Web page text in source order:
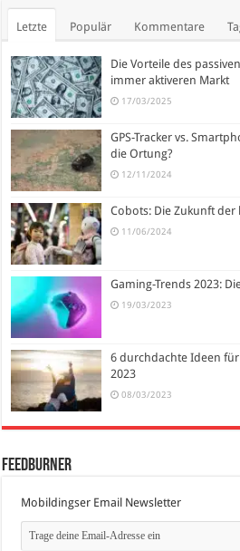
Letzte Populär Kommentare
Die Vorteile des
immer aktiveren Markt
17/03/2025
GPS-Tracker vs.
die Ortung?
12/11/2024
Cobots: Die Zukunft
11/06/2024
Gaming-Trends 2023:
19/03/2023
6 durchdachte Ideen
2023
08/03/2023
FeedBurner
Mobildingser Email Newsletter